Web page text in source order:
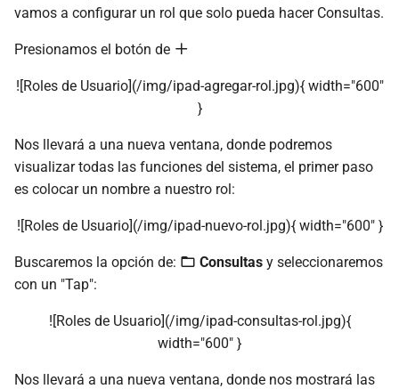
vamos a configurar un rol que solo pueda hacer Consultas.
Presionamos el botón de
![Roles de Usuario](/img/ipad-agregar-rol.jpg){ width="600"
}
Nos llevará a una nueva ventana, donde podremos
visualizar todas las funciones del sistema, el primer paso
es colocar un nombre a nuestro rol:
![Roles de Usuario](/img/ipad-nuevo-rol.jpg){ width="600" }
Buscaremos la opción de: Consultas y seleccionaremos
con un "Tap":
![Roles de Usuario](/img/ipad-consultas-rol.jpg){
width="600" }
Nos llevará a una nueva ventana, donde nos mostrará las